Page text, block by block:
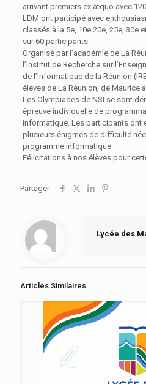
arrivant premiers ex æquo avec
LDM ont participé avec
classés à la 5e, 10e 20e, 25e, 30e
sur 60 participants.
Organisé par l’académie de La
l’Institut de Recherche sur
de l’Informatique de la Réunion
élèves de La Réunion, de Maurice
Les Olympiades de NSI se sont
épreuve individuelle de
informatique. Les participants ont
plusieurs énigmes de difficulté
programme informatique.
Félicitations à nos élèves pour
Partager
Lycée des
Articles Similaires